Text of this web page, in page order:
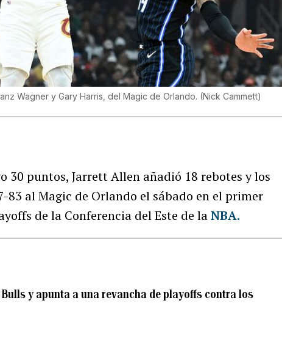
Wagner y Gary Harris, del Magic de Orlando. (Nick Cammett)
30 puntos, Jarrett Allen añadió 18 rebotes y los
83 al Magic de Orlando el sábado en el primer
de la Conferencia del Este de laNBA.
y apunta a una revancha de playoffs contra los